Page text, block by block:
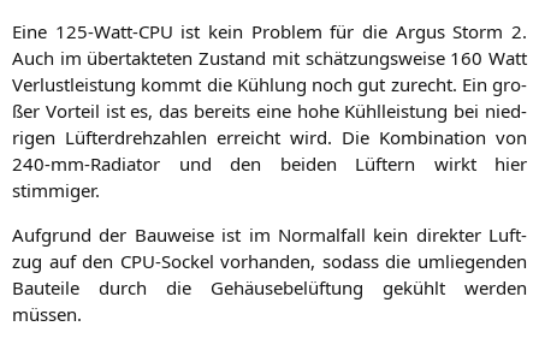
Eine 125-Watt-CPU ist kein Pro­blem für die Argus Storm 2.
Auch im über­tak­te­ten Zustand mit schät­zungs­wei­se 160 Watt
Ver­lust­leis­tung kommt die Küh­lung noch gut zurecht. Ein gro­
ßer Vor­teil ist es, das bereits eine hohe Kühl­leis­tung bei nied­
ri­gen Lüf­ter­dreh­zah­len erreicht wird. Die Kom­bi­na­ti­on von
240-mm-Radia­tor und den bei­den Lüf­tern wirkt hier
stimmiger.
Auf­grund der Bau­wei­se ist im Nor­mal­fall kein direk­ter Luft­
zug auf den CPU-Sockel vor­han­den, sodass die umlie­gen­den
Bau­tei­le durch die Gehäu­se­be­lüf­tung gekühlt wer­den
müssen.